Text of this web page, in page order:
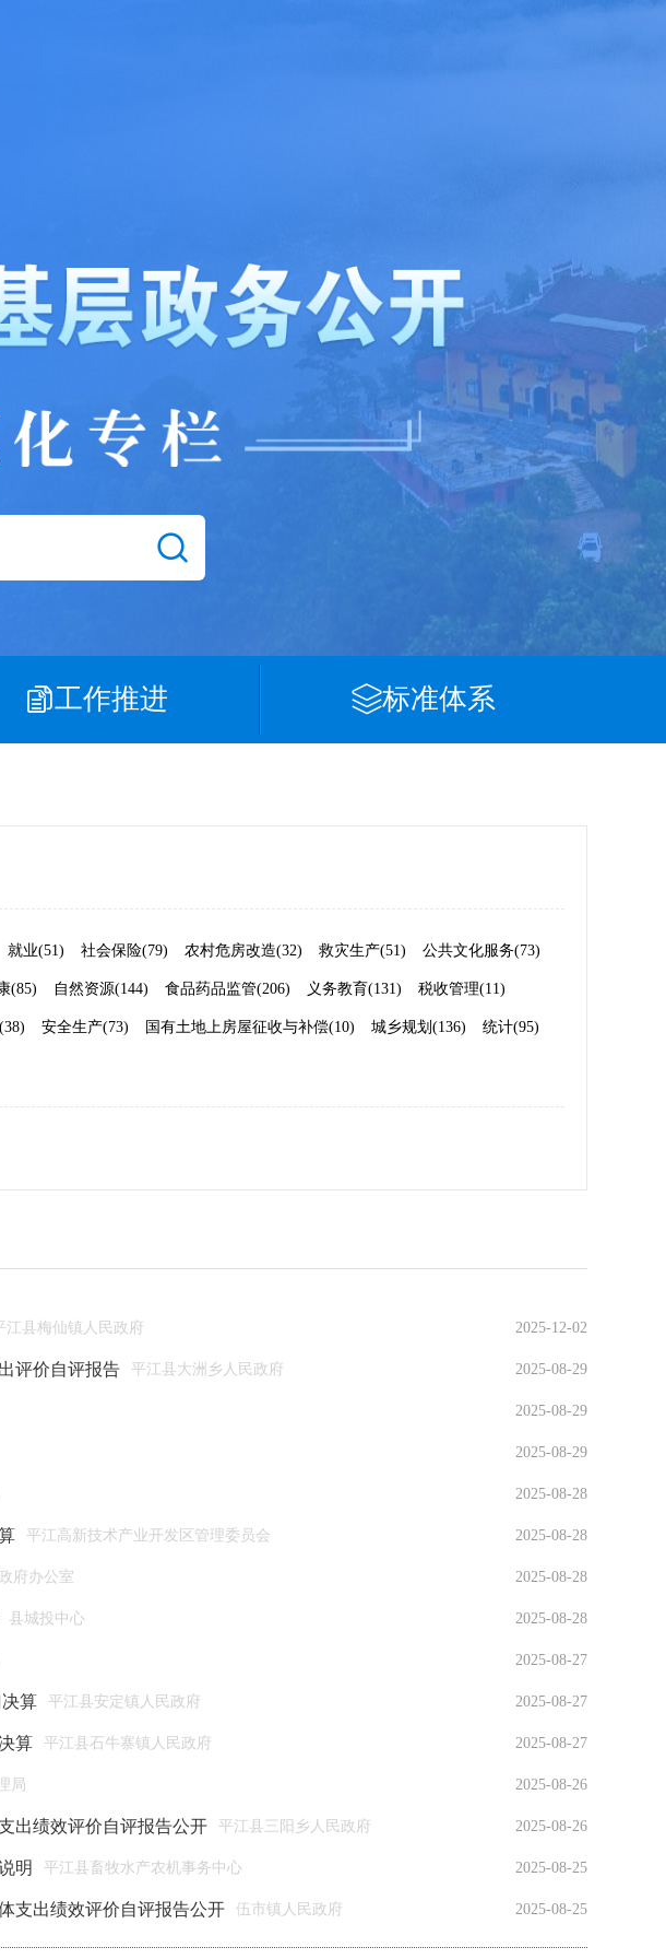
工作推进 标准体系
就业(51) 社会保险(79) 农村危房改造(32) 救灾生产(51) 公共文化服务(73)
(85) 自然资源(144) 食品药品监管(206) 义务教育(131) 税收管理(11)
安全生产(73) 国有土地上房屋征收与补偿(10) 城乡规划(136) 统计(95)